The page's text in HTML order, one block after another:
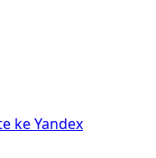
ke Yandex